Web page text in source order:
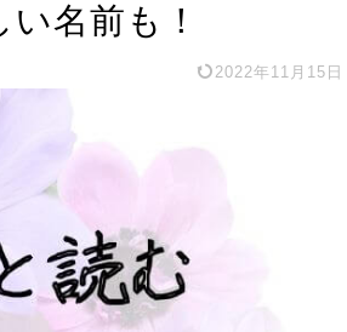
名前も！
2022年11月15日